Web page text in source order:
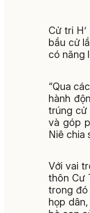
Cử tri
bầu cử
có năng
“Qua
hành
trúng cử
và góp
Niê chia
Với vai
thôn Cư
trong đó
họp